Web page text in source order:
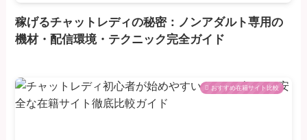
稼げるチャットレディの秘密：ノンアダルト専用の
機材・配信環境・テクニック完全ガイド
おすすめ在籍サイト比較